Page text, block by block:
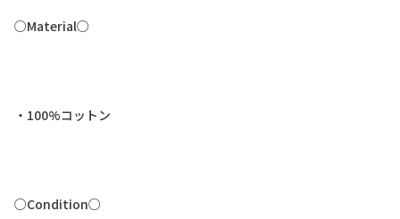
○Material○
・ 100%コ ッ ト ン
○Condition○